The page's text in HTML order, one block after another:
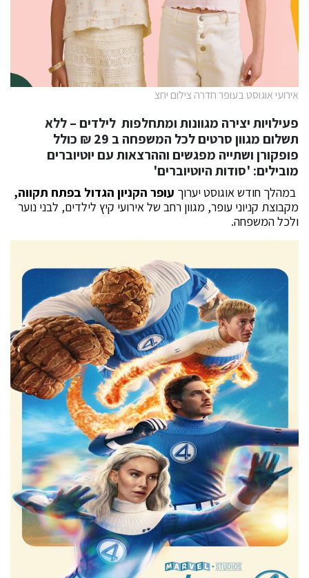
אירועי אוגוסט בעופר חדרה צילום יחצ
פעילויות יצירה מגוונות ומתחלפות לילדים – ללא
תשלום מגוון סרטים לכל המשפחה ב 29 ₪ כולל
פופקורן ושתייה מפגשים וההרצאות עם יוטיוברים
מובילים: 'סודות היוטיוברים'
במהלך חודש אוגוסט יערוך עופר הקניון הגדול בפתח תקווה,
מקבוצת קניוני עופר, מגוון רחב של אירועי קיץ לילדים, לבני נוער
ולכל המשפחה.